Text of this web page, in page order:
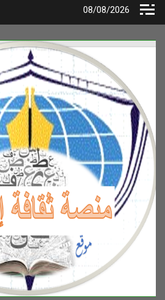
Skip
08/08/2026